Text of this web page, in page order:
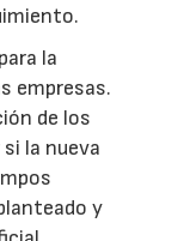
la
empresas.
de los
la nueva
y